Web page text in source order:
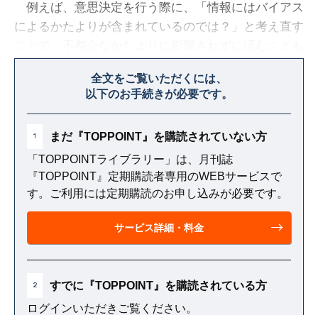
例えば、意思決定を行う際に、「情報にはバイアス
によるかたよりが含まれているのでは？」と考え直す
とることが可能になるのだ。
全文をご覧いただくには、
以下のお手続きが必要です。
1
まだ『TOPPOINT』を購読されていない方
「TOPPOINTライブラリー」は、月刊誌
『TOPPOINT』定期購読者専用のWEBサービスで
す。ご利用には定期購読のお申し込みが必要です。
サービス詳細・料金
2
すでに『TOPPOINT』を購読されている方
ログインいただきご覧ください。